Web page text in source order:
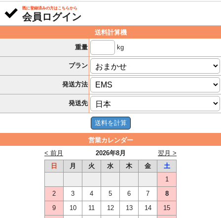
既に登録済みの方はこちらから
会員ログイン
送料計算機
重量
kg
プラン
発送方法
発送先
営業カレンダー
2026年8月
< 前月
翌月 >
日
月 火 水 木 金
土
1
2
3 4 5 6 7
8
9
10 11 12 13 14
15